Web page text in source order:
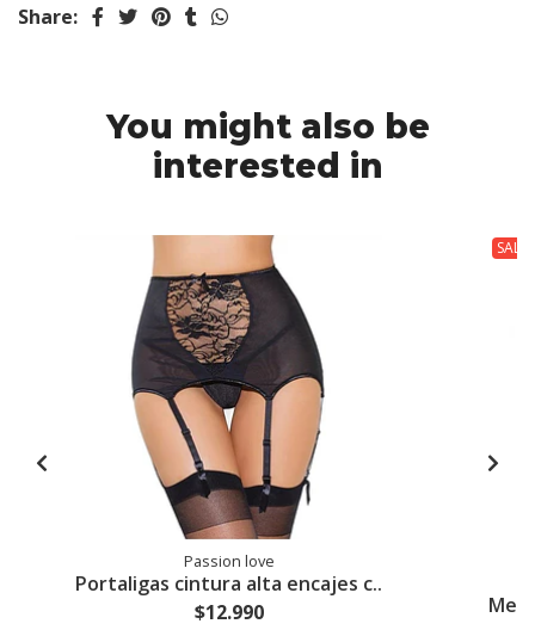
Share:
You might also be
interested in
Passion love
Portaligas cintura alta encajes c..
$12.990